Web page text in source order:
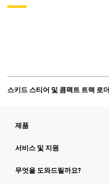
스키드 스티어 및 콤팩트 트랙 로더
제품
서비스 및 지원
무엇을 도와드릴까요?